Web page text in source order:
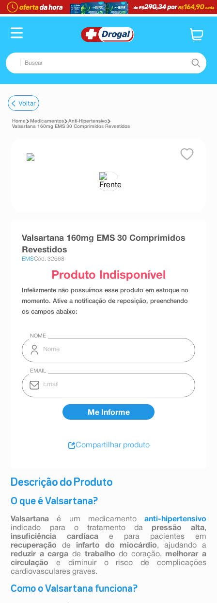
Buscar
1º fralda
2º dipirona
tadalafila
absorvente
10ºshampoo
Voltar
Medicamentos
Anti-Hipertensivo
Valsartana 160mg EMS 30 Comprimidos Revestidos
Descrição do Produto
O que é Valsartana?
Valsartana é um medicamento anti-hipertensivo
indicado para o tratamento da pressão alta,
insuficiência cardíaca e para pacientes em
recuperação de infarto do miocárdio, ajudando a
reduzir a carga de trabalho do coração, melhorar a
circulação e diminuir o risco de complicações
cardiovasculares graves.
Como o Valsartana funciona?
Valsartana 160mg EMS 30 Comprimidos
Revestidos
EMSCód: 32668
Compartilhar produto